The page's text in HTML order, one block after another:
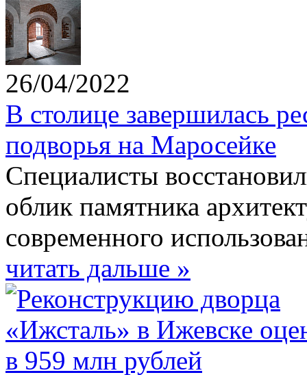
26/04/2022
В столице завершилась
подворья на Маросейке
Специалисты
облик памятника
современного
читать дальше »